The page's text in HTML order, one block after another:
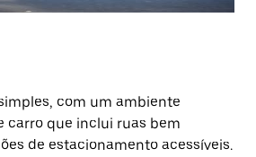
com um ambiente
carro que inclui ruas bem
de estacionamento acessíveis.